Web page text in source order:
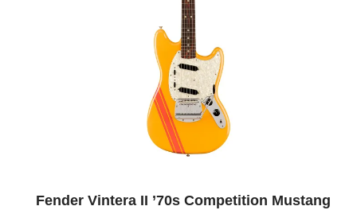
Fender Vintera II ’70s Competition Mustang